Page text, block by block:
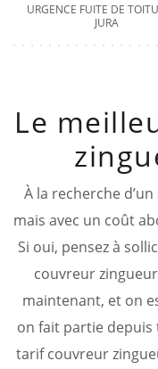
URGENCE FUITE DE
JURA
Le
À la recherche
mais avec un coût
Si oui, pensez à
couvreur
maintenant, et on
on fait partie
tarif couvreur